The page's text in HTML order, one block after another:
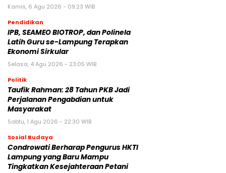
Kamis, 6 Agu 2026 - 09:23 WIB
Pendidikan
IPB, SEAMEO BIOTROP, dan Polinela
Latih Guru se-Lampung Terapkan
Ekonomi Sirkular
Selasa, 4 Agu 2026 - 23:05 WIB
Politik
Taufik Rahman: 28 Tahun PKB Jadi
Perjalanan Pengabdian untuk
Masyarakat
Sabtu, 1 Agu 2026 - 22:30 WIB
Sosial Budaya
Condrowati Berharap Pengurus HKTI
Lampung yang Baru Mampu
Tingkatkan Kesejahteraan Petani